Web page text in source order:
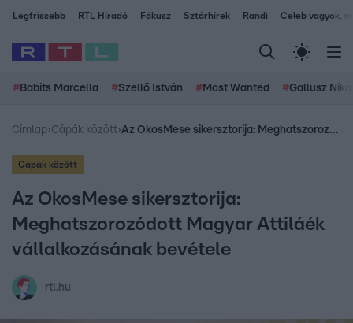
Legfrissebb RTL Híradó Fókusz Sztárhírek Randi Celeb vagyok,
# Babits Marcella #Szellő István # Most Wanted #Gallusz
Címlap›Cápák között› Az OkosMese sikersztorija: Meghatszorozódott Magyar Attiláék vállalkozásának bevétele
Cápák között
Az OkosMese sikersztorija:
Meghatszorozódott Magyar Attiláék
vállalkozásának bevétele
rtl.hu